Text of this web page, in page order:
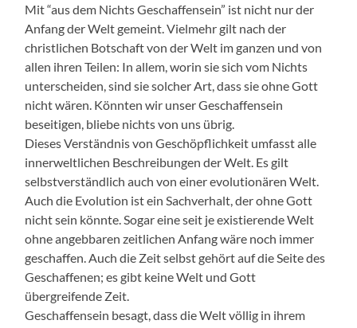
Mit “aus dem Nichts Geschaffensein” ist nicht nur der
Anfang der Welt gemeint. Vielmehr gilt nach der
christlichen Botschaft von der Welt im ganzen und von
allen ihren Teilen: In allem, worin sie sich vom Nichts
unterscheiden, sind sie solcher Art, dass sie ohne Gott
nicht wären. Könnten wir unser Geschaffensein
beseitigen, bliebe nichts von uns übrig.
Dieses Verständnis von Geschöpflichkeit umfasst alle
innerweltlichen Beschreibungen der Welt. Es gilt
selbstverständlich auch von einer evolutionären Welt.
Auch die Evolution ist ein Sachverhalt, der ohne Gott
nicht sein könnte. Sogar eine seit je existierende Welt
ohne angebbaren zeitlichen Anfang wäre noch immer
geschaffen. Auch die Zeit selbst gehört auf die Seite des
Geschaffenen; es gibt keine Welt und Gott
übergreifende Zeit.
Geschaffensein besagt, dass die Welt völlig in ihrem